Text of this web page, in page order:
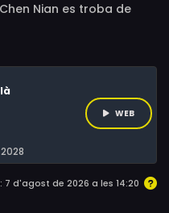
Nian es troba de
assetjador i dels seus
se per al
d’accés a la
WEB
d'agost de 2026 a les 14:20